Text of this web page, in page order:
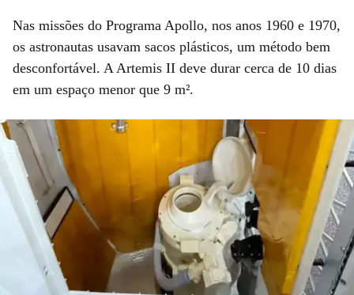
Nas missões do Programa Apollo, nos anos 1960 e 1970,
os astronautas usavam sacos plásticos, um método bem
desconfortável. A Artemis II deve durar cerca de 10 dias
em um espaço menor que 9 m².